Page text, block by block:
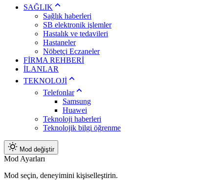
SAĞLIK
Sağlık haberleri
SB elektronik işlemler
Hastalık ve tedavileri
Hastaneler
Nöbetçi Eczaneler
FİRMA REHBERİ
İLANLAR
TEKNOLOJİ
Telefonlar
Samsung
Huawei
Teknoloji haberleri
Teknolojik bilgi öğrenme
Mod değiştir
Mod Ayarları
Mod seçin, deneyimini kişiselleştirin.